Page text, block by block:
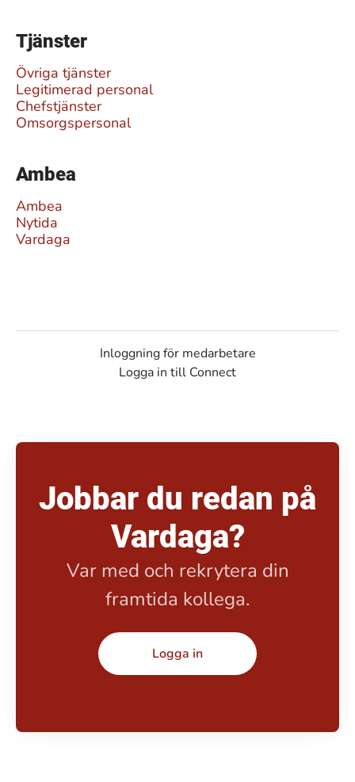
Tjänster
Övriga tjänster
Legitimerad personal
Chefstjänster
Omsorgspersonal
Ambea
Ambea
Nytida
Vardaga
Inloggning för medarbetare
Logga in till Connect
Jobbar du redan på
Vardaga?
Var med och rekrytera din
framtida kollega.
Logga in